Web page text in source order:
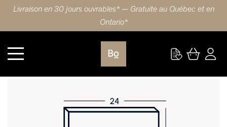
Livraison en 30 jours ouvrables* — Gratuite au Québec et en
Ontario*
Cuisine PORTE 24X40 (61x102cm) ÉRABLE SHAKER